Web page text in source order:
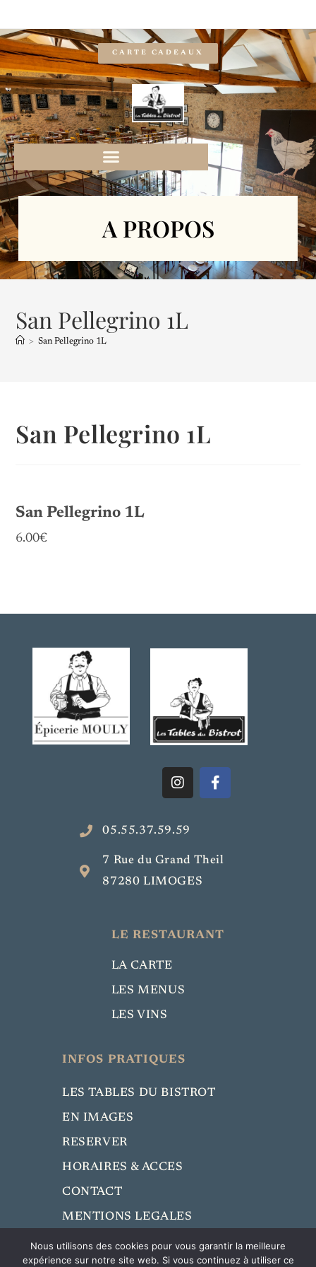
CARTE CADEAUX
A PROPOS
San Pellegrino 1L
> San Pellegrino 1L
San Pellegrino 1L
San Pellegrino 1L
6.00€
05.55.37.59.59
7 Rue du Grand Theil
87280 LIMOGES
LE RESTAURANT
LA CARTE
LES MENUS
LES VINS
INFOS PRATIQUES
LES TABLES DU BISTROT
EN IMAGES
RESERVER
HORAIRES & ACCES
CONTACT
MENTIONS LEGALES
Nous utilisons des cookies pour vous garantir la meilleure
expérience sur notre site web. Si vous continuez à utiliser ce